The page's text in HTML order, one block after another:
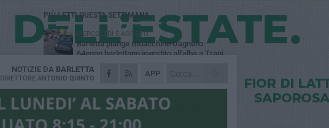
APP
NOTIZIE DA BARLETTA
DIRETTORE ANTONIO QUINTO
PIÙ LETTI QUESTA SETTIMANA
MERCOLEDÌ 5 AGOSTO
Barletta piange Gioacchino Dagnello:
64enne barlettano investito all'alba a Trani
GIOVEDÌ 6 AGOSTO
Il ricordo di "Cecco", il benzinaio col
sorriso: «Contava i giorni che lo
separavano dalla pensione»
VENERDÌ 7 AGOSTO
bloccato verso Bari